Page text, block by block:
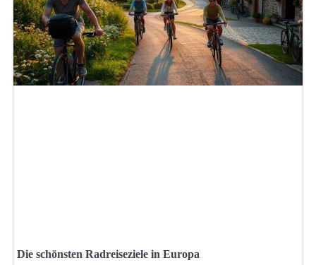
Die schönsten Radreiseziele in Europa